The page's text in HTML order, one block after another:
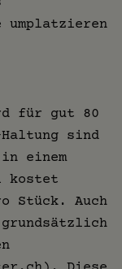
umplatzieren
für gut 80
sind
einem
kostet
Stück. Auch
). Diese